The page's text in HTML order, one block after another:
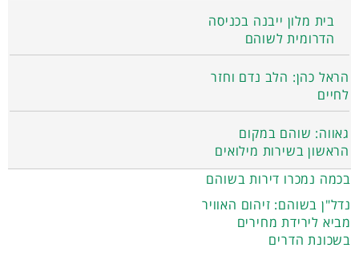
בית מלון ייבנה בכניסה
הדרומית לשוהם
הראל כהן: הלב נדם וחזר
לחיים
גאווה: שוהם במקום
הראשון בשירות מילואים
בכמה נמכרו דירות בשוהם
נדל"ן בשוהם: זיהום האוויר
מביא לירידת מחירים
בשכונת הדרים